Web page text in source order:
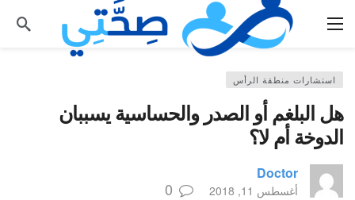
استشارات منطقة الرأس
هل البلغم أو الصدر والحساسية يسببان
الدوخة أم لا؟
Doctor
أغسطس 11, 2018 0